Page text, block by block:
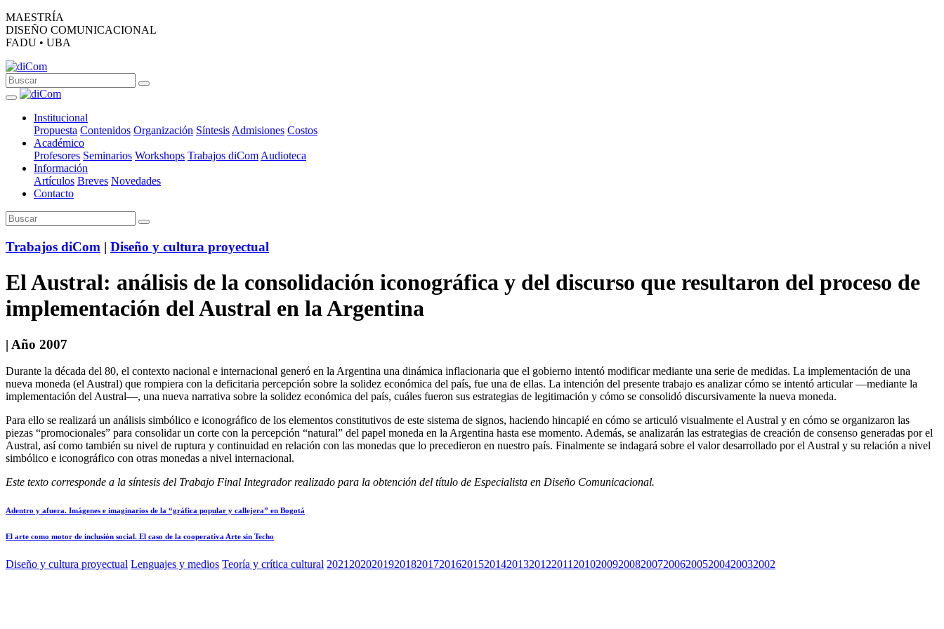
MAESTRÍA
DISEÑO COMUNICACIONAL
FADU • UBA
Institucional
Propuesta Contenidos Organización Síntesis Admisiones Costos
Académico
Profesores Seminarios Workshops Trabajos diCom Audioteca
Información
Artículos Breves Novedades
Contacto
Trabajos diCom | Diseño y cultura proyectual
El Austral: análisis de la consolidación iconográfica y del discurso que resultaron del proceso de
implementación del Austral en la Argentina
| Año 2007
Durante la década del 80, el contexto nacional e internacional generó en la Argentina una dinámica inflacionaria que el gobierno intentó modificar mediante una serie de medidas. La implementación de una
nueva moneda (el Austral) que rompiera con la deficitaria percepción sobre la solidez económica del país, fue una de ellas. La intención del presente trabajo es analizar cómo se intentó articular —mediante la
implementación del Austral—, una nueva narrativa sobre la solidez económica del país, cuáles fueron sus estrategias de legitimación y cómo se consolidó discursivamente la nueva moneda.
Para ello se realizará un análisis simbólico e iconográfico de los elementos constitutivos de este sistema de signos, haciendo hincapié en cómo se articuló visualmente el Austral y en cómo se organizaron las
piezas “promocionales” para consolidar un corte con la percepción “natural” del papel moneda en la Argentina hasta ese momento. Además, se analizarán las estrategias de creación de consenso generadas por el
Austral, así como también su nivel de ruptura y continuidad en relación con las monedas que lo precedieron en nuestro país. Finalmente se indagará sobre el valor desarrollado por el Austral y su relación a nivel
simbólico e iconográfico con otras monedas a nivel internacional.
Este texto corresponde a la síntesis del Trabajo Final Integrador realizado para la obtención del título de Especialista en Diseño Comunicacional.
Adentro y afuera. Imágenes e imaginarios de la “gráfica popular y callejera” en Bogotá
El arte como motor de inclusión social. El caso de la cooperativa Arte sin Techo
Diseño y cultura proyectual Lenguajes y medios Teoría y crítica cultural 2021 2020201920182017201620152014201320122011 201020092008200720062005200420032002